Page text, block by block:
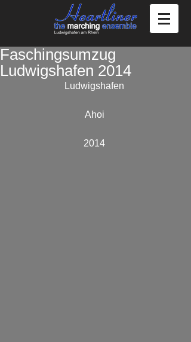
Faschingsumzug
Ludwigshafen 2014
Ludwigshafen
Ahoi
2014